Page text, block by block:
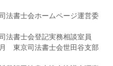
法書士会ホームページ運営委
書士会登記実務相談室員
東京司法書士会世田谷支部